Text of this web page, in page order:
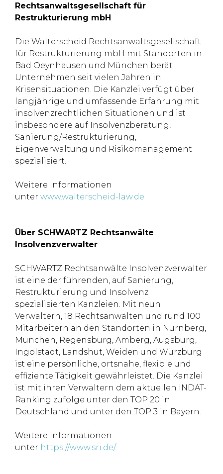
Rechtsanwaltsgesellschaft für
Restrukturierung mbH
Die Walterscheid Rechtsanwaltsgesellschaft
für Restrukturierung mbH mit Standorten in
Bad Oeynhausen und München berät
Unternehmen seit vielen Jahren in
Krisensituationen. Die Kanzlei verfügt über
langjährige und umfassende Erfahrung mit
insolvenzrechtlichen Situationen und ist
insbesondere auf Insolvenzberatung,
Sanierung/Restrukturierung,
Eigenverwaltung und Risikomanagement
spezialisiert.
Weitere Informationen
unter www.walterscheid-law.de
Über SCHWARTZ Rechtsanwälte
Insolvenzverwalter
SCHWARTZ Rechtsanwälte Insolvenzverwalter
ist eine der führenden, auf Sanierung,
Restrukturierung und Insolvenz
spezialisierten Kanzleien. Mit neun
Verwaltern, 18 Rechtsanwälten und rund 100
Mitarbeitern an den Standorten in Nürnberg,
München, Regensburg, Amberg, Augsburg,
Ingolstadt, Landshut, Weiden und Würzburg
ist eine persönliche, ortsnahe, flexible und
effiziente Tätigkeit gewährleistet. Die Kanzlei
ist mit ihren Verwaltern dem aktuellen INDAT-
Ranking zufolge unter den TOP 20 in
Deutschland und unter den TOP 3 in Bayern.
Weitere Informationen
unter https://www.sri.de/